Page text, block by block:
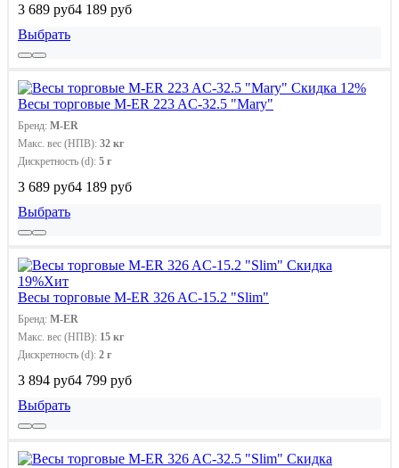
3 689 руб4 189 руб
Выбрать
Скидка 12%
Весы торговые M-ER 223 AC-32.5 "Mary"
Бренд: M-ER
Макс. вес (НПВ): 32 кг
Дискретность (d): 5 г
3 689 руб4 189 руб
Выбрать
Скидка
19%Хит
Весы торговые M-ER 326 AC-15.2 "Slim"
Бренд: M-ER
Макс. вес (НПВ): 15 кг
Дискретность (d): 2 г
3 894 руб4 799 руб
Выбрать
Скидка